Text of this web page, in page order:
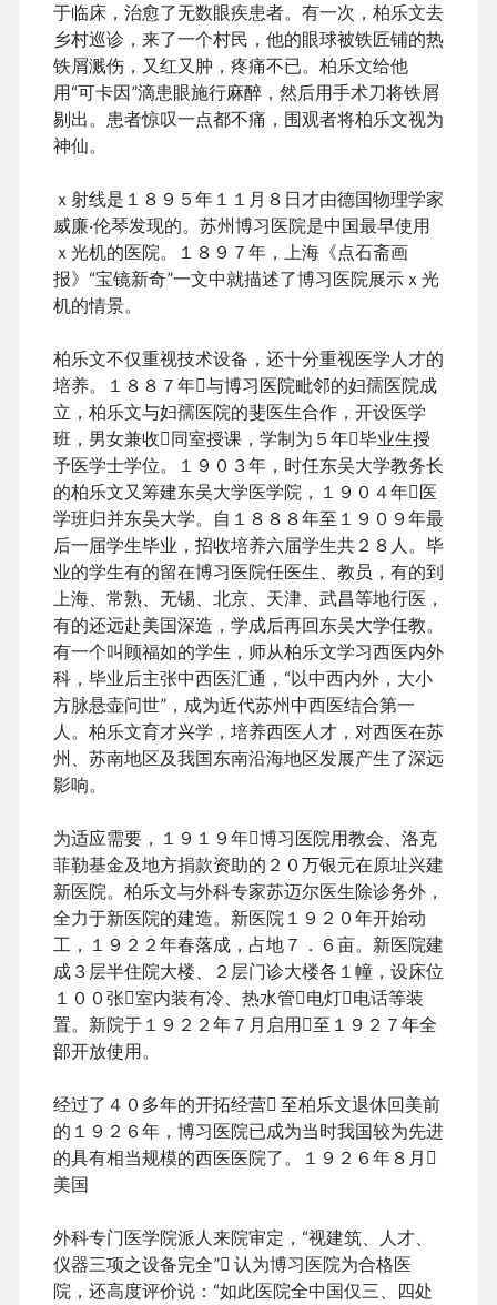
Liu Bingzhang 刘秉璋
Liu Shanling 刘善龄
movies & tv 电影电视剧
Nainai 奶奶
New York 🍎 纽约
politically correct 政治正确
publishing 出版
Tianjin 天津
UK 🇬🇧 英国
Unbelievable 匪夷所思
US-China 中美
US 🇺🇸 美国
WW II 二战
Yeye 爷爷
Zhou Xuexi 周学熙
于临床，治愈了无数眼疾患者。有一次，柏乐文去
乡村巡诊，来了一个村民，他的眼球被铁匠铺的热
铁屑溅伤，又红又肿，疼痛不已。柏乐文给他
用“可卡因”滴患眼施行麻醉，然后用手术刀将铁屑
剔出。患者惊叹一点都不痛，围观者将柏乐文视为
神仙。
ｘ射线是１８９５年１１月８日才由德国物理学家
威廉·伦琴发现的。苏州博习医院是中国最早使用
ｘ光机的医院。１８９７年，上海《点石斋画
报》“宝镜新奇”一文中就描述了博习医院展示ｘ光
机的情景。
柏乐文不仅重视技术设备，还十分重视医学人才的
培养。１８８７年与博习医院毗邻的妇孺医院成
立，柏乐文与妇孺医院的斐医生合作，开设医学
班，男女兼收同室授课，学制为５年毕业生授
予医学士学位。１９０３年，时任东吴大学教务长
的柏乐文又筹建东吴大学医学院，１９０４年医
学班归并东吴大学。自１８８８年至１９０９年最
后一届学生毕业，招收培养六届学生共２８人。毕
业的学生有的留在博习医院任医生、教员，有的到
上海、常熟、无锡、北京、天津、武昌等地行医，
有的还远赴美国深造，学成后再回东吴大学任教。
有一个叫顾福如的学生，师从柏乐文学习西医内外
科，毕业后主张中西医汇通，“以中西内外，大小
方脉悬壶问世”，成为近代苏州中西医结合第一
人。柏乐文育才兴学，培养西医人才，对西医在苏
州、苏南地区及我国东南沿海地区发展产生了深远
影响。
为适应需要，１９１９年博习医院用教会、洛克
菲勒基金及地方捐款资助的２０万银元在原址兴建
新医院。柏乐文与外科专家苏迈尔医生除诊务外，
全力于新医院的建造。新医院１９２０年开始动
工，１９２２年春落成，占地７．６亩。新医院建
成３层半住院大楼、２层门诊大楼各１幢，设床位
１００张室内装有冷、热水管电灯电话等装
置。新院于１９２２年７月启用至１９２７年全
部开放使用。
经过了４０多年的开拓经营 至柏乐文退休回美前
的１９２６年，博习医院已成为当时我国较为先进
的具有相当规模的西医医院了。１９２６年８月
美国
外科专门医学院派人来院审定，“视建筑、人才、
仪器三项之设备完全” 认为博习医院为合格医
院，还高度评价说：“如此医院全中国仅三、四处